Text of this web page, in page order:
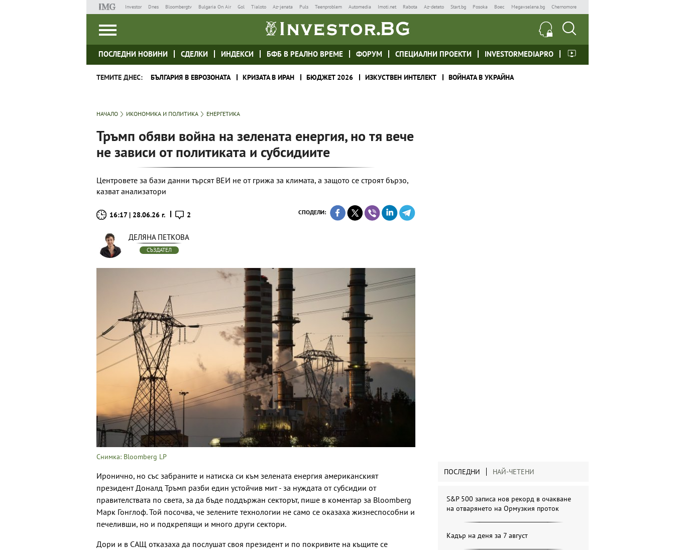
Investor Dnes Bloombergtv Bulgaria On Air Gol Tialoto Az-jenata Puls Teenproblem Automedia Imoti.net Rabota Az-deteto Start.bg Posoka Boec Megavselena.bg Chernomore
ПОСЛЕДНИ НОВИНИ СДЕЛКИ ИНДЕКСИ БФБ В РЕАЛНО ВРЕМЕ ФОРУМ СПЕЦИАЛНИ ПРОЕКТИ INVESTORMEDIAPRO
ТЕМИТЕ ДНЕС: БЪЛГАРИЯ В ЕВРОЗОНАТА КРИЗАТА В ИРАН БЮДЖЕТ 2026 ИЗКУСТВЕН ИНТЕЛЕКТ ВОЙНАТА В УКРАЙНА
НАЧАЛО ИКОНОМИКА И ПОЛИТИКА ЕНЕРГЕТИКА
Тръмп обяви война на зелената енергия, но тя вече
не зависи от политиката и субсидиите
Центровете за бази данни търсят ВЕИ не от грижа за климата, а защото се строят бързо,
казват анализатори
16:17 | 28.06.26 г. 2 СПОДЕЛИ:
ДЕЛЯНА ПЕТКОВА
СЪЗДАТЕЛ
Снимка: Bloomberg LP
Иронично, но със забраните и натиска си към зелената енергия американският
президент Доналд Тръмп разби един устойчив мит - за нуждата от субсидии от
правителствата по света, за да бъде поддържан секторът, пише в коментар за Bloomberg
Марк Гонглоф. Той посочва, че зелените технологии не само се оказаха жизнеспособни и
печеливши, но и подкрепящи и много други сектори.
Дори и в САЩ отказаха да послушат своя президент и по покривите на къщите се
ПОСЛЕДНИ НАЙ-ЧЕТЕНИ
S&P 500 записа нов рекорд в очакване
на отварянето на Ормузкия проток
Кадър на деня за 7 август